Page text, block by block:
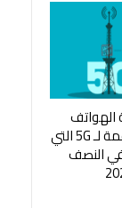
الهواتف
الجديدة الداعمة لـ 5G التي
النصف